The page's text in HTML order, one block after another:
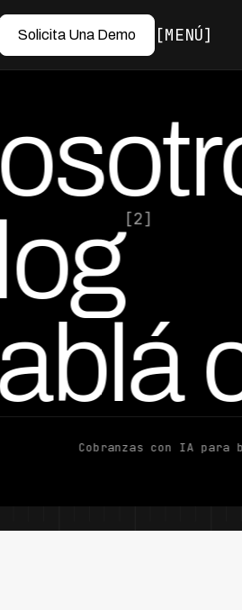
Solicita Una Demo MENÚ
[2]
Cobranzas con IA para
por Ed Escobar
Co-Founder & CEO